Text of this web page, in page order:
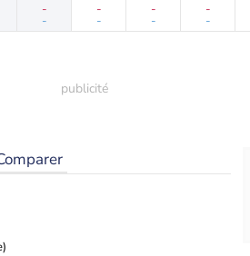
-
-
-
-
-
-
-
-